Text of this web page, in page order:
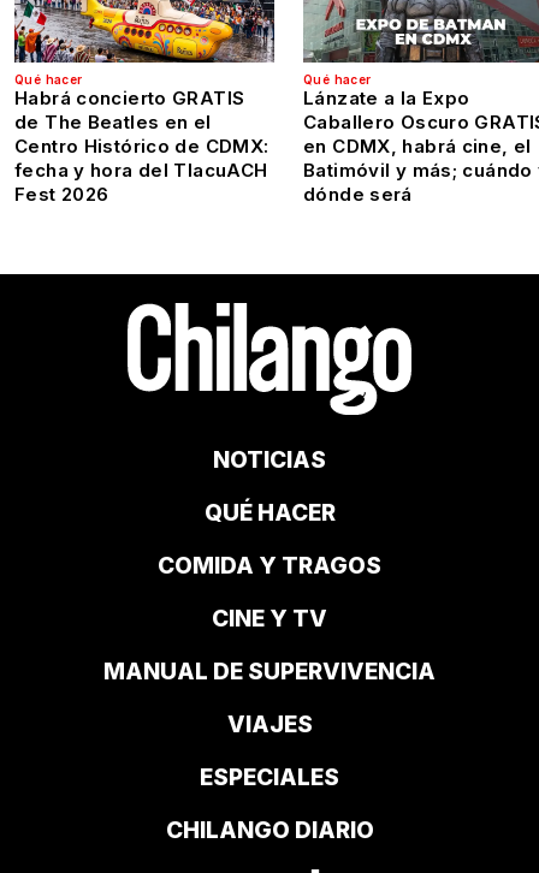
Qué hacer
Habrá concierto GRATIS
de The Beatles en el
Centro Histórico de CDMX:
fecha y hora del TlacuACH
Fest 2026
Qué hacer
Lánzate a la Expo
Caballero Oscuro
en CDMX, habrá cine, el
Batimóvil y más; cuándo
dónde será
NOTICIAS
QUÉ HACER
COMIDA Y TRAGOS
CINE Y TV
MANUAL DE SUPERVIVENCIA
VIAJES
ESPECIALES
CHILANGO DIARIO